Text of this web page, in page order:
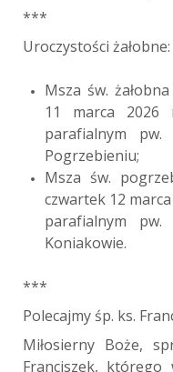
***
Uroczystości żałobne:
Msza św.
11 marca 2026
parafialnym pw.
Pogrzebieniu;
Msza św.
czwartek 12
parafialnym pw.
Koniakowie.
***
Polecajmy śp. ks.
Miłosierny Boże,
Franciszek, którego